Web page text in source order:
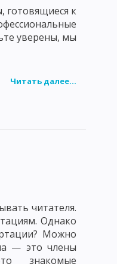
готовящиеся к
уверены, мы
Читать далее...
читателя.
Однако
Можно
— это члены
знакомые